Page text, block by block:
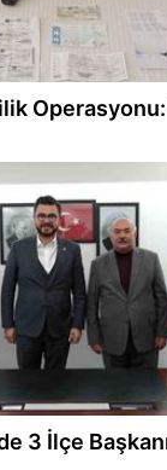
Operasyonu:
3 İlçe